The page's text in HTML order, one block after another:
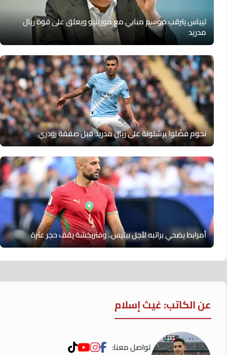
تيباس يترقب موسم مبابي مع مورينيو ويعلق على قوة ريال
مدريد
نجوم فضّلوا برشلونة على ريال مدريد قبل صفقة رودري
أمرابط يضحي براتبه لأجل بيتيس.. وفنربخشة يقف حجر عثرة
عن الكاتب: غيث إسلام
تواصل معنا: